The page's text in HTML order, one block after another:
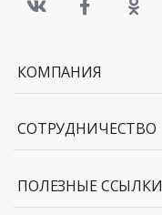
КОМПАНИЯ
СОТРУДНИЧЕСТВО
ПОЛЕЗНЫЕ ССЫЛКИ